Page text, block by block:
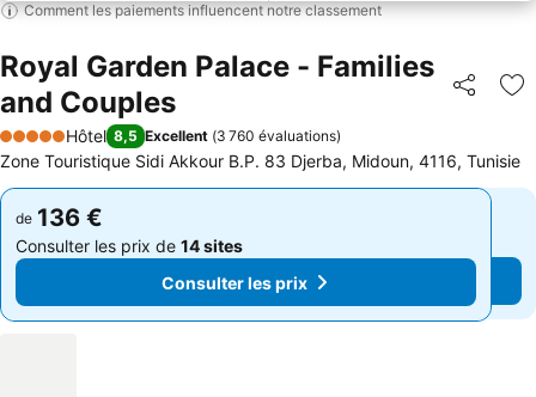
Comment les paiements influencent notre classement
Royal Garden Palace - Families
and Couples
Partager
5 Étoiles
Hôtel 8,5 Excellent (3 760 évaluations)
Zone Touristique Sidi Akkour B.P. 83 Djerba, Midoun, 4116, Tunisie
de 136 €
Consulter les prix de 14 sites
Consulter les prix
de 136 €
Consulter les prix de 14 sites
Consulter les prix